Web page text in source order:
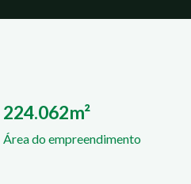
224.062m²
Área do empreendimento